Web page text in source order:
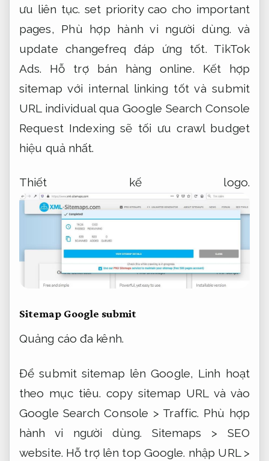
ưu liên tục. set priority cao cho important
pages, Phù hợp hành vi người dùng. và
update changefreq đáp ứng tốt. TikTok
Ads.
Hỗ trợ bán hàng online. Kết hợp
sitemap với internal linking tốt và submit
URL individual qua Google Search Console
Request Indexing sẽ tối ưu crawl budget
hiệu quả nhất.
Thiết kế logo.
Sitemap Google submit
Quảng cáo đa kênh.
Để submit sitemap lên Google, Linh hoạt
theo mục tiêu. copy sitemap URL và vào
Google Search Console > Traffic. Phù hợp
hành vi người dùng. Sitemaps > SEO
website. Hỗ trợ lên top Google. nhập URL >